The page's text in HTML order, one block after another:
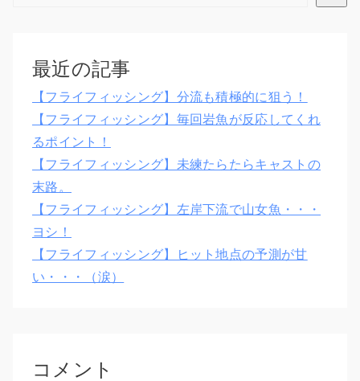
最近の記事
【フライフィッシング】分流も積極的に狙う！
【フライフィッシング】毎回岩魚が反応してくれ
るポイント！
【フライフィッシング】未練たらたらキャストの
末路。
【フライフィッシング】左岸下流で山女魚・・・
ヨシ！
【フライフィッシング】ヒット地点の予測が甘
い・・・（涙）
コメント